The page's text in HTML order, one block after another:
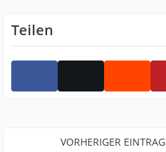
Teilen
VORHERIGER EINTRAG